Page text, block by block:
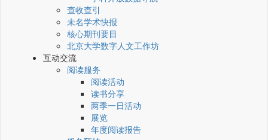
查收查引
未名学术快报
核心期刊要目
北京大学数字人文工作坊
互动交流
阅读服务
阅读活动
读书分享
两季一日活动
展览
年度阅读报告